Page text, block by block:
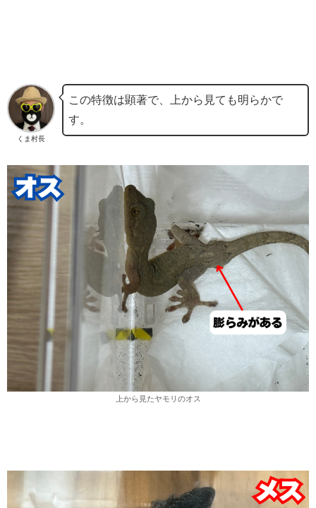
くま村長
この特徴は顕著で、上から見ても明らかで
す。
上から見たヤモリのオス